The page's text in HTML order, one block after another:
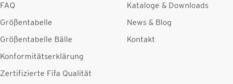
FAQ
Größentabelle
Größentabelle Bälle
Konformitätserklärung
Zertifizierte Fifa Qualität
Kataloge & Downloads
News & Blog
Kontakt